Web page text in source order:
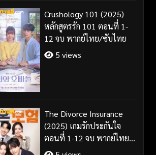
Crushology 101 (2025)
หลักสูตรรัก 101 ตอนที่ 1-
12 จบ พากย์ไทย/ซับไทย
5 views
The Divorce Insurance
(2025) เกมรักประกันใจ
ตอนที่ 1-12 จบ พากย์ไทย
ซับไทย